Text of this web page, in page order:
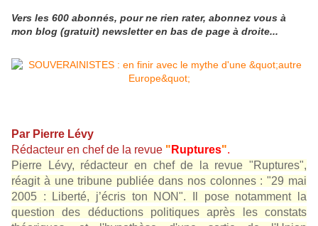
Vers les 600 abonnés, pour ne rien rater, abonnez vous à
mon blog (gratuit) newsletter en bas de page à droite...
Par Pierre Lévy
Rédacteur en chef de la revue " Ruptures".
Pierre Lévy, rédacteur en chef de la revue "Ruptures",
réagit à une tribune publiée dans nos colonnes : "29 mai
2005 : Liberté, j’écris ton NON". Il pose notamment la
question des déductions politiques après les constats